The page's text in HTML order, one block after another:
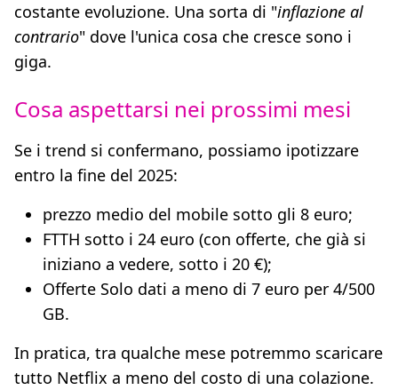
costante evoluzione. Una sorta di "inflazione al
contrario" dove l'unica cosa che cresce sono i
giga.
Cosa aspettarsi nei prossimi mesi
Se i trend si confermano, possiamo ipotizzare
entro la fine del 2025:
prezzo medio del mobile sotto gli 8 euro;
FTTH sotto i 24 euro (con offerte, che già si
iniziano a vedere, sotto i 20 €);
Offerte Solo dati a meno di 7 euro per 4/500
GB.
In pratica, tra qualche mese potremmo scaricare
tutto Netflix a meno del costo di una colazione.